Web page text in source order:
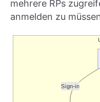
mehrere RPs
anmelden zu